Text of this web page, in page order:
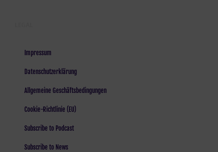
Impressum
Datenschutzerklärung
Allgemeine Geschäftsbedingungen
Cookie-Richtlinie (EU)
Subscribe to Podcast
Subscribe to News